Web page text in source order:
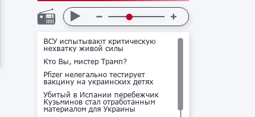
ВСУ испытывают критическую
нехватку живой силы
Кто Вы, мистер Трамп?
Pfizer нелегально тестирует
вакцину на украинских детях
Убитый в Испании перебежчик
Кузьминов стал отработанным
материалом для Украины